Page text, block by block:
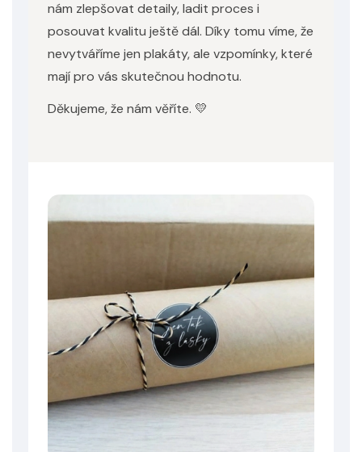
nám zlepšovat detaily, ladit proces i
posouvat kvalitu ještě dál. Díky tomu víme, že
nevytváříme jen plakáty, ale vzpomínky, které
mají pro vás skutečnou hodnotu.
Děkujeme, že nám věříte. 💛